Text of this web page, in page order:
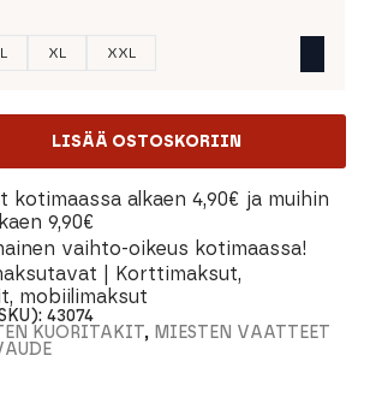
L XL XXL
LISÄÄ OSTOSKORIIN
kotimaassa alkaen 4,90€ ja muihin
9,90€
vaihto-oikeus kotimaassa!
| Korttimaksut,
mobiilimaksut
43074
KUORITAKIT, MIESTEN VAATTEET